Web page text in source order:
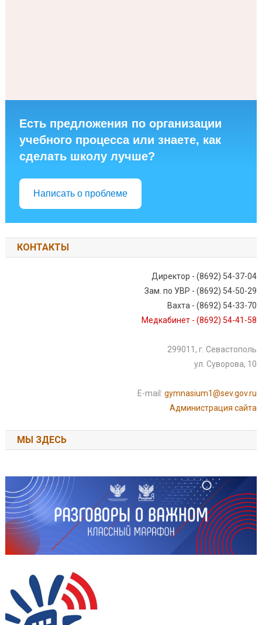
Есть предложения по организации
учебного процесса или знаете, как
сделать школу лучше?
Написать о проблеме
КОНТАКТЫ
Директор - (8692) 54-37-04
Зам. по УВР - (8692) 54-50-29
Вахта - (8692) 54-33-70
Медкабинет - (8692) 54-41-58
299011, г. Севастополь
ул. Суворова, 10
E-mail:gymnasium1@sev.gov.ru
Администрация сайта
МЫ ЗДЕСЬ